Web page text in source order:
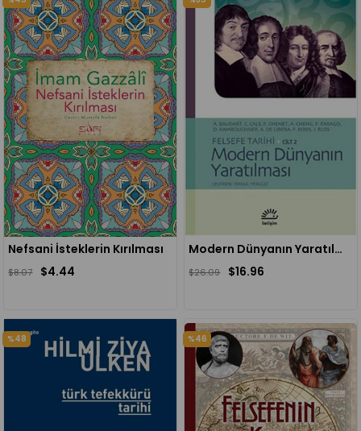
Nefsani İsteklerin Kırılması
$4.44
$8.07
Modern Dünyanın Yaratılması / Felsefe Tarihi Cilt 2
$16.96
$26.09
%48 %46